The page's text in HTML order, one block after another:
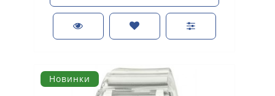
Новинки